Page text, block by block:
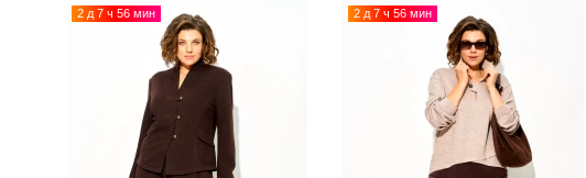
2 д 7 ч 56 мин 2 д 7 ч 56 мин